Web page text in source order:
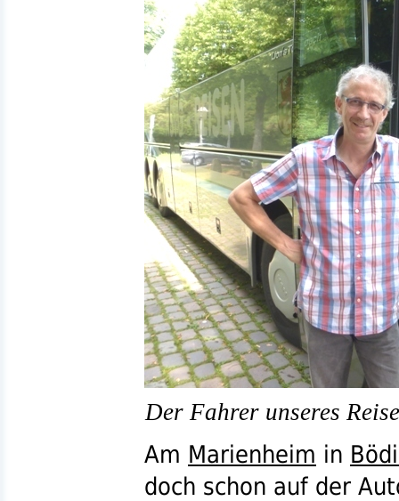
Der Fahrer unseres
Am Marienheim in
doch schon auf der